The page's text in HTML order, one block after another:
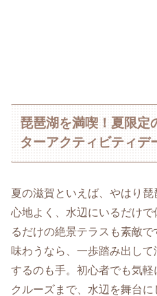
琵琶湖を満喫！夏限定
ターアクティビティデ
夏の滋賀といえば、やはり
心地よく、水辺にいるだけ
るだけの絶景テラスも素敵
味わうなら、一歩踏み出し
するのも手。初心者でも気
クルーズまで、水辺を舞台